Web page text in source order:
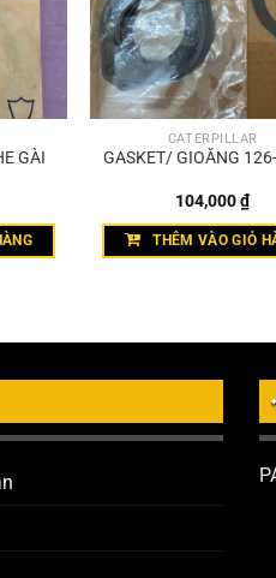
GÀI
CATERPILLAR
GASKET/ GIOĂNG
104,000₫
THÊM VÀO GIỎ